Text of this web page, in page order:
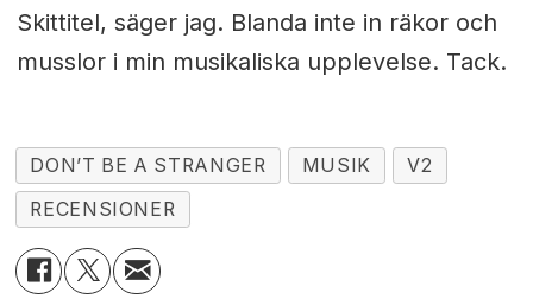
Skittitel, säger jag. Blanda inte in räkor och
musslor i min musikaliska upplevelse. Tack.
DON’T BE A STRANGER MUSIK
V2
RECENSIONER